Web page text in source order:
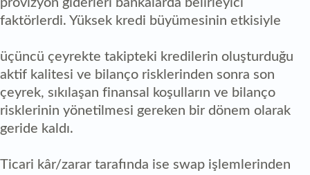
provizyon giderleri bankalarda belirleyici
faktörlerdi. Yüksek kredi büyümesinin etkisiyle
üçüncü çeyrekte takipteki kredilerin oluşturduğu
aktif kalitesi ve bilanço risklerinden sonra son
çeyrek, sıkılaşan finansal koşulların ve bilanço
risklerinin yönetilmesi gereken bir dönem olarak
geride kaldı.
Ticari kâr/zarar tarafında ise swap işlemlerinden